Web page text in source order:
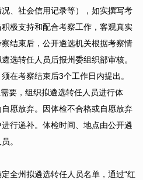
、社会信用记录等），如实撰写考
极支持和配合考察工作，客观真实
结束后，公开遴选机关根据考察情
选转任人员后报州委组织部审核。
在考察结束后3个工作日内提出。
要，组织拟遴选转任人员进行体
愿放弃。因体检不合格或自愿放弃
行递补。体检时间、地点由公开遴
。
全州拟遴选转任人员名单，通过“红